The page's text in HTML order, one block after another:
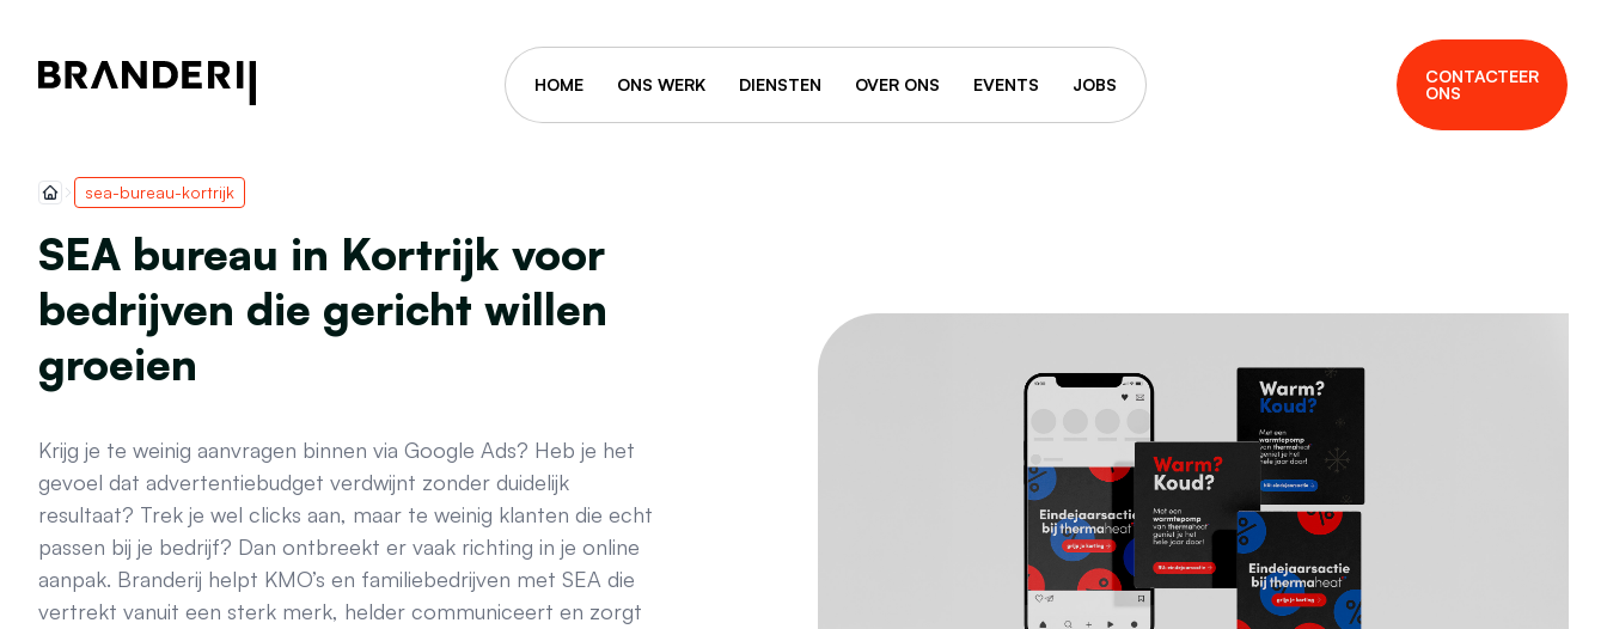
HOME ONS WERK DIENSTEN OVER ONS EVENTS JOBS
CONTACTEER
ONS
sea-bureau-kortrijk
SEA bureau in Kortrijk voor
bedrijven die gericht willen
groeien
Krijg je te weinig aanvragen binnen via Google Ads? Heb je het
gevoel dat advertentiebudget verdwijnt zonder duidelijk
resultaat? Trek je wel clicks aan, maar te weinig klanten die echt
passen bij je bedrijf? Dan ontbreekt er vaak richting in je online
aanpak. Branderij helpt KMO’s en familiebedrijven met SEA die
vertrekt vanuit een sterk merk, helder communiceert en zorgt